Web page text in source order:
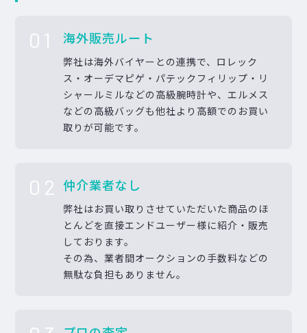
01 海外販売ルート
弊社は海外バイヤーとの連携で、ロレック
ス・オーデマピゲ・パテックフィリップ・リ
シャールミルなどの高級腕時計や、エルメス
などの高級バッグも他社より高額でのお買い
取りが可能です。
02 仲介業者なし
弊社はお買い取りさせていただいた商品のほ
とんどを直接エンドユーザー様に紹介・販売
しております。
その為、業者間オークションの手数料などの
無駄な負担もありません。